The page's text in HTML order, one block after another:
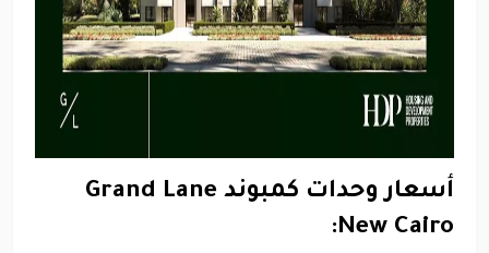
أسعار وحدات كمبوند Grand Lane
New Cairo: